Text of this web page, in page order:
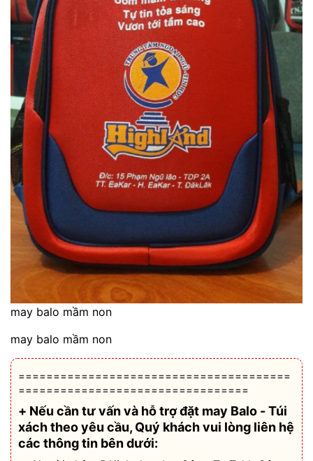
may balo mầm non
may balo mầm non
=======================================
=================================
+ Nếu cần tư vấn và hỗ trợđặt may Balo - Túi
xách theo yêu cầu, Quý khách vui lòng liên hệ
các thông tin bên dưới: